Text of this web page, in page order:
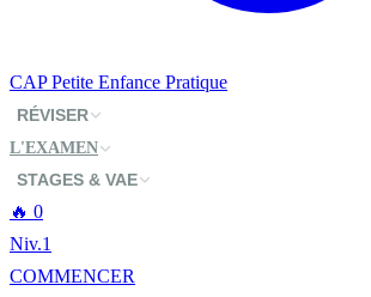
CAP Petite Enfance Pratique
RÉVISER
L'EXAMEN
STAGES & VAE
🔥 0
Niv.1
COMMENCER